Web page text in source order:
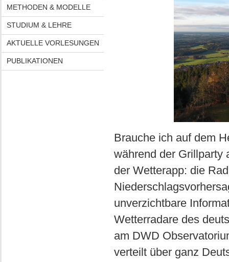
METHODEN & MODELLE
STUDIUM & LEHRE
AKTUELLE VORLESUNGEN
PUBLIKATIONEN
Brauche ich auf dem
während der Grillparty
der Wetterapp: die
unverzichtbare
Wetterradare des
am DWD
verteilt über ganz